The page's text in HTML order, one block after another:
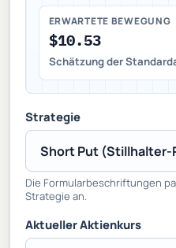
ERWARTETE BEWEGUNG
$10.53
Schätzung der
Strategie
Die Formularbeschriftungen
Strategie an.
Aktueller Aktienkurs